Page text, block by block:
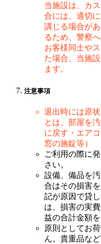
当施設は、カ
合には、適切
講じる場合が
るため、警察
お客様同士や
た場合、当施
ます。
注意事項
退出時には原
とは、部屋を
に戻す・エア
窓の施錠等）
ご利用の際に
さい。
設備、備品を
合はその損害
記が原因で貸
は、損害の実
益の合計金額
原則としてお
ん。貴重品な